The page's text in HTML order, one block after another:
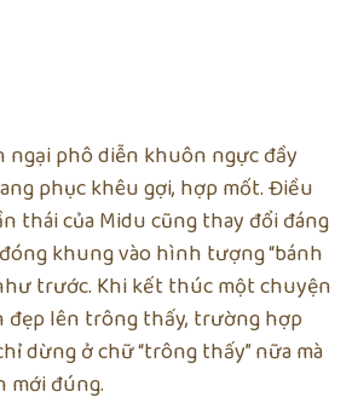
ngại phô diễn khuôn ngực đầy
phục khêu gợi, hợp mốt. Điều
thái của Midu cũng thay đổi đáng
khung vào hình tượng “bánh
trước. Khi kết thúc một chuyện
đẹp lên trông thấy, trường hợp
dừng ở chữ “trông thấy” nữa mà
mới đúng.